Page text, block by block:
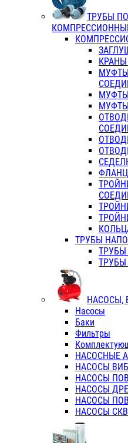
ТРУБЫ
ТРУБЫ
НАСОСЫ,
Насосы
Баки
Фильтры
НАСОСНЫЕ
НАСОСЫ
НАСОСЫ
НАСОСЫ
НАСОСЫ
НАСОСЫ